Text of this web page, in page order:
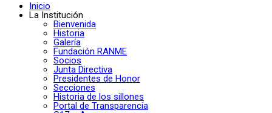
Inicio
La Institución
Bienvenida
Historia
Galería
Fundación RANME
Socios
Junta Directiva
Presidentes de Honor
Secciones
Historia de los sillones
Portal de Transparencia